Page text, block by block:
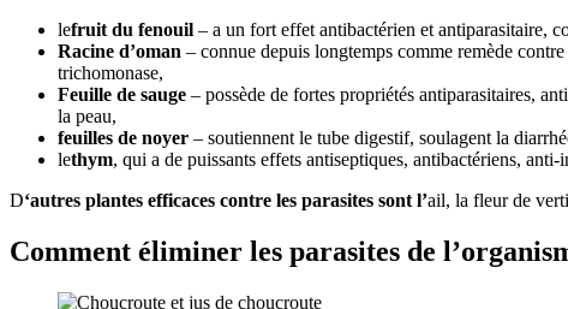
lefruit du fenouil – a un fort effet antibactérien et antiparasitaire,
Racine d’oman – connue depuis longtemps comme remède
trichomonase,
Feuille de sauge – possède de fortes propriétés antiparasitaires,
la peau,
feuilles de noyer – soutiennent le tube digestif, soulagent la
lethym, qui a de puissants effets antiseptiques, antibactériens,
D‘autres plantes efficaces contre les parasites sont l’ail, la fleur de
Comment éliminer les parasites de